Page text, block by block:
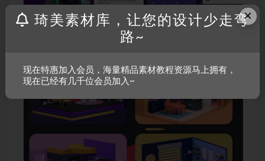
×
琦美素材库，让您的设计少走弯
路~
现在特惠加入会员，海量精品素材教程资源马上拥有，
现在已经有几千位会员加入~